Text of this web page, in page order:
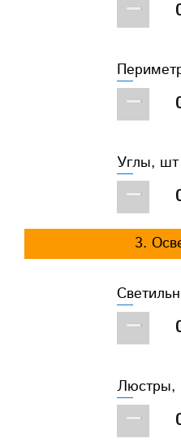
−
−
Углы, шт
−
3.
−
Люстры,
−